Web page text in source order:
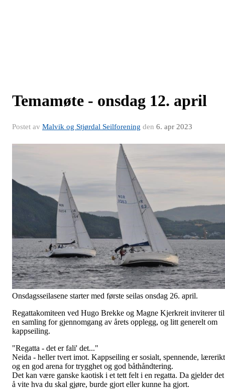
Temamøte - onsdag 12. april
Postet av Malvik og Stjørdal Seilforening den 6. apr 2023
Onsdagsseilasene starter med første seilas onsdag 26. april.
Regattakomiteen ved Hugo Brekke og Magne Kjerkreit inviterer til
en samling for gjennomgang av årets opplegg, og litt generelt om
kappseiling.
"Regatta - det er fali' det..."
Neida - heller tvert imot. Kappseiling er sosialt, spennende, lærerikt
og en god arena for trygghet og god båthåndtering.
Det kan være ganske kaotisk i et tett felt i en regatta. Da gjelder det
å vite hva du skal gjøre, burde gjort eller kunne ha gjort.